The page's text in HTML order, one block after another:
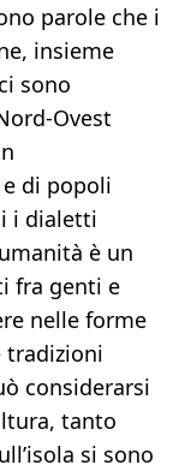
parole che i
insieme
sono
Ovest
di popoli
i dialetti
è un
fra genti e
nelle forme
tradizioni
considerarsi
tanto
si sono